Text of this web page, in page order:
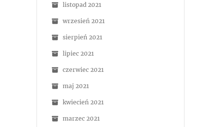
listopad 2021
wrzesień 2021
sierpień 2021
lipiec 2021
czerwiec 2021
maj 2021
kwiecień 2021
marzec 2021